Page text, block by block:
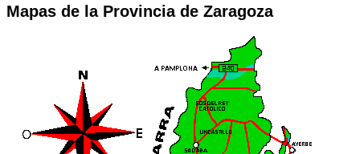
Mapas de la Provincia de Zaragoza